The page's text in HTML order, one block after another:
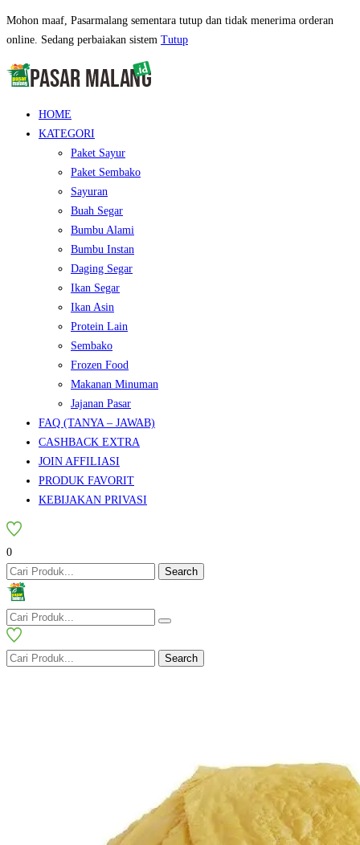
Mohon maaf, Pasarmalang sementara tutup dan tidak menerima orderan
online. Sedang perbaiakan sistem Tutup
HOME
KATEGORI
Paket Sayur
Paket Sembako
Sayuran
Buah Segar
Bumbu Alami
Bumbu Instan
Daging Segar
Ikan Segar
Ikan Asin
Protein Lain
Sembako
Frozen Food
Makanan Minuman
Jajanan Pasar
FAQ (TANYA – JAWAB)
CASHBACK EXTRA
JOIN AFFILIASI
PRODUK FAVORIT
KEBIJAKAN PRIVASI
0
Search
Search